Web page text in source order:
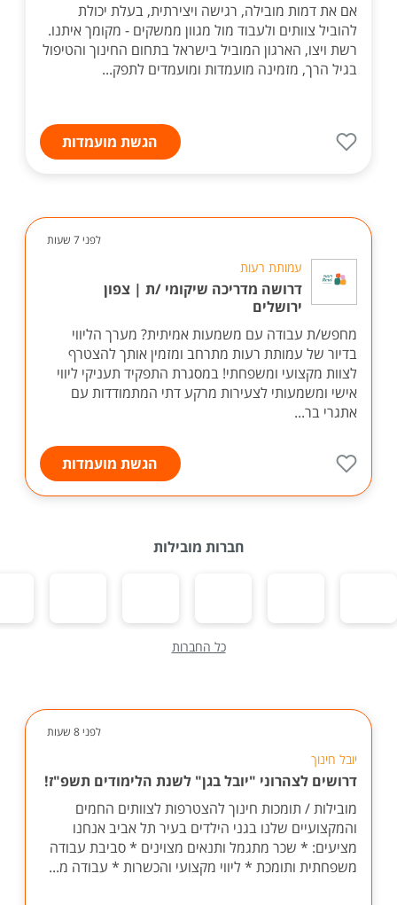
אם את דמות מובילה, רגישה ויצירתית, בעלת יכולת
להוביל צוותים ולעבוד מול מגוון ממשקים - מקומך איתנו.
רשת ויצו, הארגון המוביל בישראל בתחום החינוך והטיפול
בגיל הרך, מזמינה מועמדות ומועמדים לתפק...
הגשת מועמדות
לפני 7 שעות
עמותת רעות
דרושה מדריכה שיקומי /ת | צפון
ירושלים
מחפש/ת עבודה עם משמעות אמיתית? מערך הליווי
בדיור של עמותת רעות מתרחב ומזמין אותך להצטרף
לצוות מקצועי ומשפחתי! במסגרת התפקיד תעניקי ליווי
אישי ומשמעותי לצעירות מרקע דתי המתמודדות עם
אתגרי בר...
הגשת מועמדות
חברות מובילות
כל החברות
לפני 8 שעות
יובל חינוך
דרושים לצהרוני "יובל בגן" לשנת הלימודים תשפ"ז!
מובילות / תומכות חינוך להצטרפות לצוותים החמים
והמקצועיים שלנו בגני הילדים בעיר תל אביב אנחנו
מציעים: * שכר מתגמל ותנאים מצוינים * סביבת עבודה
משפחתית ותומכת * ליווי מקצועי והכשרות * עבודה מ...